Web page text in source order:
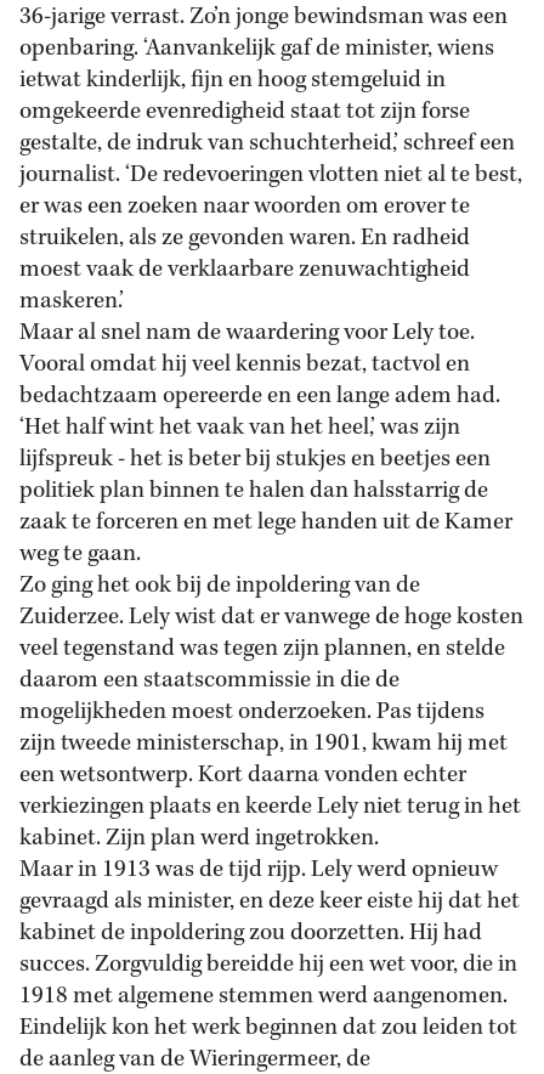
36-jarige verrast. Zo’n jonge bewindsman was een
openbaring. ‘Aanvankelijk gaf de minister, wiens
ietwat kinderlijk, fijn en hoog stemgeluid in
omgekeerde evenredigheid staat tot zijn forse
gestalte, de indruk van schuchterheid,’ schreef een
journalist. ‘De redevoeringen vlotten niet al te best,
er was een zoeken naar woorden om erover te
struikelen, als ze gevonden waren. En radheid
moest vaak de verklaarbare zenuwachtigheid
maskeren.’
Maar al snel nam de waardering voor Lely toe.
Vooral omdat hij veel kennis bezat, tactvol en
bedachtzaam opereerde en een lange adem had.
‘Het half wint het vaak van het heel,’ was zijn
lijfspreuk - het is beter bij stukjes en beetjes een
politiek plan binnen te halen dan halsstarrig de
zaak te forceren en met lege handen uit de Kamer
weg te gaan.
Zo ging het ook bij de inpoldering van de
Zuiderzee. Lely wist dat er vanwege de hoge kosten
veel tegenstand was tegen zijn plannen, en stelde
daarom een staatscommissie in die de
mogelijkheden moest onderzoeken. Pas tijdens
zijn tweede ministerschap, in 1901, kwam hij met
een wetsontwerp. Kort daarna vonden echter
verkiezingen plaats en keerde Lely niet terug in het
kabinet. Zijn plan werd ingetrokken.
Maar in 1913 was de tijd rijp. Lely werd opnieuw
gevraagd als minister, en deze keer eiste hij dat het
kabinet de inpoldering zou doorzetten. Hij had
succes. Zorgvuldig bereidde hij een wet voor, die in
1918 met algemene stemmen werd aangenomen.
Eindelijk kon het werk beginnen dat zou leiden tot
de aanleg van de Wieringermeer, de